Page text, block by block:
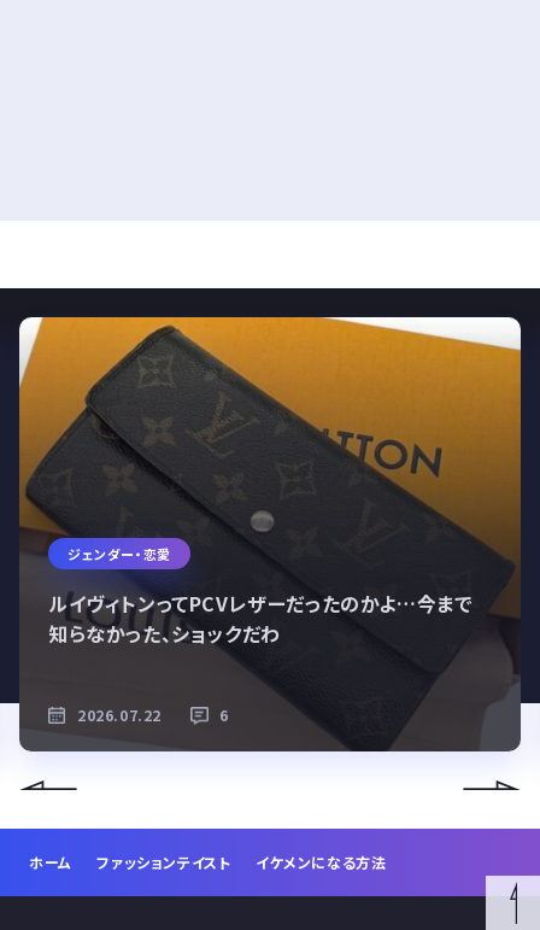
ジェンダー・恋愛
ルイヴィトンってPCVレザーだったのかよ…今まで
知らなかった、ショックだわ
2026.07.22 6
ホーム ファッションテイスト イケメンになる方法